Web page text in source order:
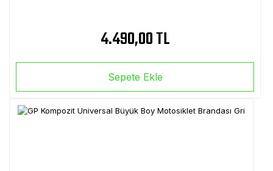
4.490,00 TL
Sepete Ekle